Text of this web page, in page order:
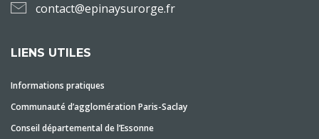
contact@epinaysurorge.fr
LIENS UTILES
Informations pratiques
Communauté d’agglomération Paris-Saclay
Conseil départemental de l’Essonne